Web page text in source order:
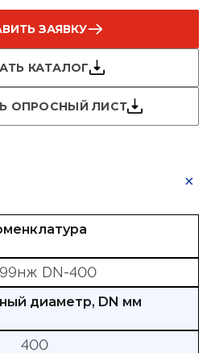
ЗАЯВКУ
КАТАЛОГ
ОПРОСНЫЙ ЛИСТ
DN-400
диаметр, DN мм
400